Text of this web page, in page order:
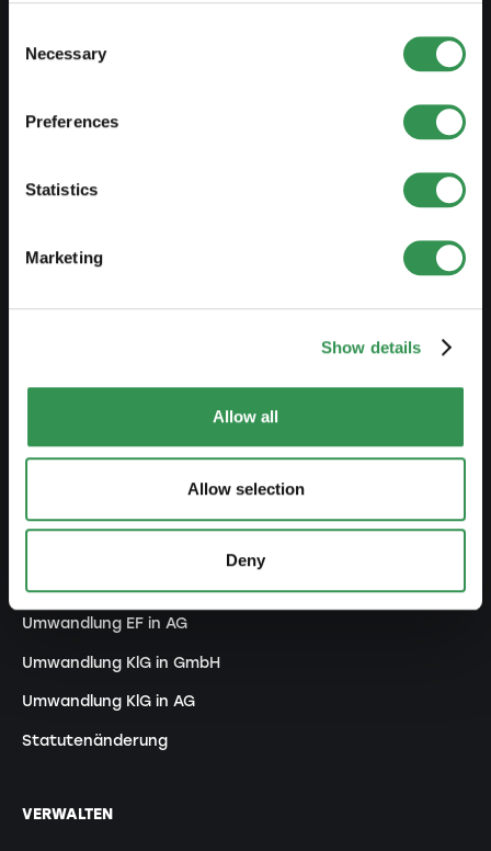
Selection
Necessary
Preferences
Statistics
Marketing
Show details
Allow all
Allow selection
Deny
Kurse
GRÜNDEN
GmbH gründen
AG gründen
Verein gründen
Zweigniederlassung gründen
Umwandlung EF in AG
Umwandlung KlG in GmbH
Umwandlung KlG in AG
Statutenänderung
VERWALTEN